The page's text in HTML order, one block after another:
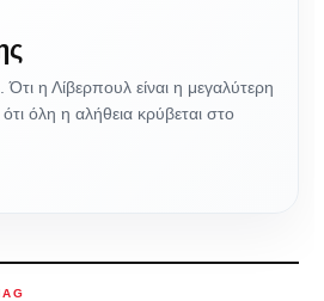
η Λίβερπουλ είναι η μεγαλύτερη
όλη η αλήθεια κρύβεται στο